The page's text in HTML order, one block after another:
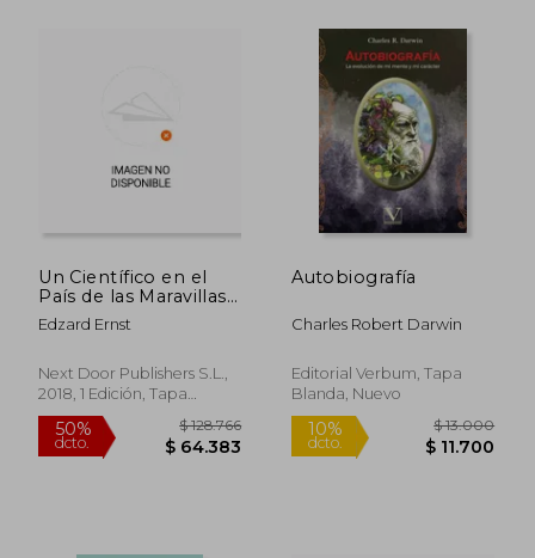
40%
dcto. $
Un Científico en el
País de las Maravillas
(el Café Cajal)
Edzard Ernst
Next Door Publishers S.L.,
2018, 1 Edición, Tapa
Blanda, Nuevo
Autobiografía
Charles Robert Darwin
Editorial Verbum, Tapa
Blanda, Nuevo